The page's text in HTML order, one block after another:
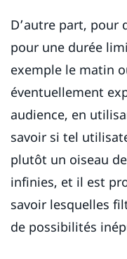
D’autre part, pour
pour une durée
exemple le matin
éventuellement
audience, en
savoir si tel
plutôt un oiseau
infinies, et il est
savoir lesquelles
de possibilités